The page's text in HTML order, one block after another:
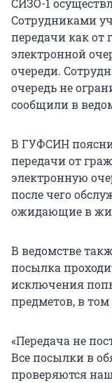
СИЗО-1
Сотрудниками
передачи как от
электронной
очереди.
очередь не
сообщили в
В ГУФСИН
передачи от
электронную
после чего
ожидающие в
В ведомстве
посылка
исключения
предметов, в том
«Передача не
Все посылки в
проверяются